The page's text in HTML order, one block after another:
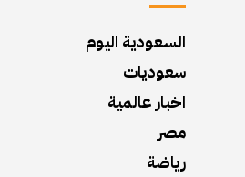
السعودية اليوم
سعوديات
اخبار عالمية
مصر
رياضة